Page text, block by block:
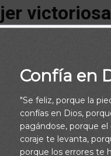
caminar en
By admin
hay en ella, será
Confía en
"Se feliz, porque la
confías en Dios,
pagándose, porque el
coraje te levanta,
porque los errores te